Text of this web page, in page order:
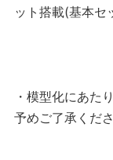
ット搭載(基本セ
・模型化にあた
予めご了承くださ